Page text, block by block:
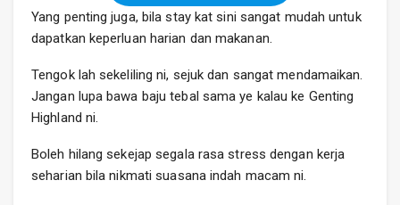
Yang penting juga, bila stay kat sini sangat mudah untuk
dapatkan keperluan harian dan makanan.
Tengok lah sekeliling ni, sejuk dan sangat mendamaikan.
Jangan lupa bawa baju tebal sama ye kalau ke Genting
Highland ni.
Boleh hilang sekejap segala rasa stress dengan kerja
seharian bila nikmati suasana indah macam ni.